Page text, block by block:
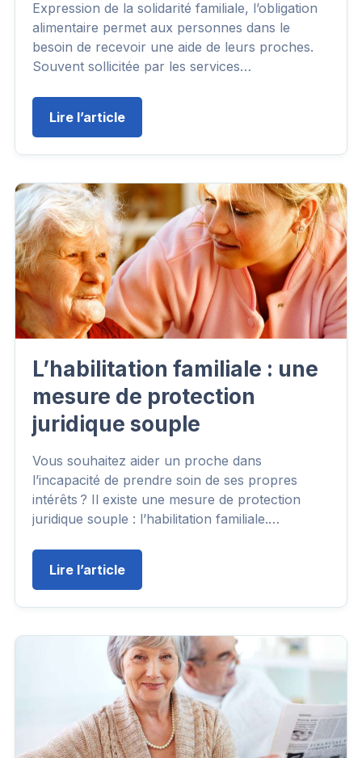
Expression de la solidarité familiale, l’obligation
alimentaire permet aux personnes dans le
besoin de recevoir une aide de leurs proches.
Souvent sollicitée par les services…
Lire l’article
L’habilitation familiale : une
mesure de protection
juridique souple
Vous souhaitez aider un proche dans
l’incapacité de prendre soin de ses propres
intérêts ? Il existe une mesure de protection
juridique souple : l’habilitation familiale.…
Lire l’article